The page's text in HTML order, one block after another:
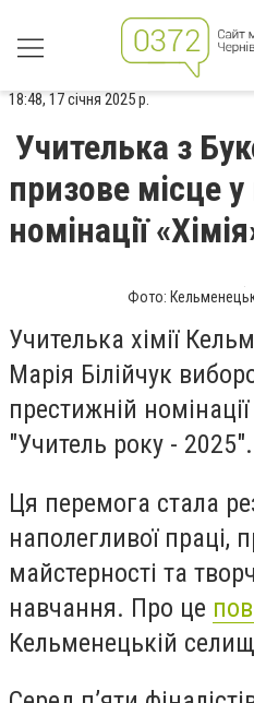
18:48, 17 січня 2025 р.
Учителька з
призове місце у
номінації
Фото:
Учителька хімії
Марія Білійчук
престижній
"Учитель року - 2025".
Ця перемога стала
наполегливої праці,
майстерності та
навчання. Про це
Кельменецькій